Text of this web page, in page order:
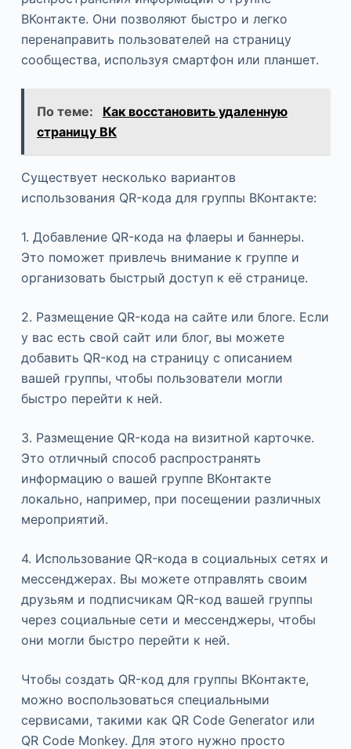
ВКонтакте. Они позволяют быстро и легко
перенаправить пользователей на страницу
сообщества, используя смартфон или планшет.
По теме:
Как восстановить удаленную
страницу ВК
Существует несколько вариантов
использования QR-кода для группы ВКонтакте:
1. Добавление QR-кода на флаеры и баннеры.
Это поможет привлечь внимание к группе и
организовать быстрый доступ к её странице.
2. Размещение QR-кода на сайте или блоге. Если
у вас есть свой сайт или блог, вы можете
добавить QR-код на страницу с описанием
вашей группы, чтобы пользователи могли
быстро перейти к ней.
3. Размещение QR-кода на визитной карточке.
Это отличный способ распространять
информацию о вашей группе ВКонтакте
локально, например, при посещении различных
мероприятий.
4. Использование QR-кода в социальных сетях и
мессенджерах. Вы можете отправлять своим
друзьям и подписчикам QR-код вашей группы
через социальные сети и мессенджеры, чтобы
они могли быстро перейти к ней.
Чтобы создать QR-код для группы ВКонтакте,
можно воспользоваться специальными
сервисами, такими как QR Code Generator или
QR Code Monkey. Для этого нужно просто